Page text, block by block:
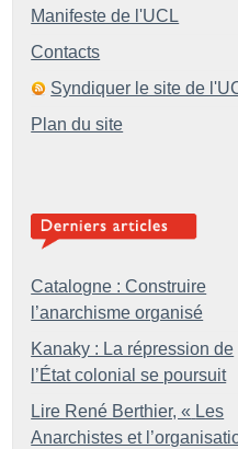
Manifeste de l'UCL
Contacts
Syndiquer le site de
Plan du site
Catalogne : Construire
l’anarchisme organisé
Kanaky : La répression de
l’État colonial se poursuit
Lire René Berthier, « Les
Anarchistes et